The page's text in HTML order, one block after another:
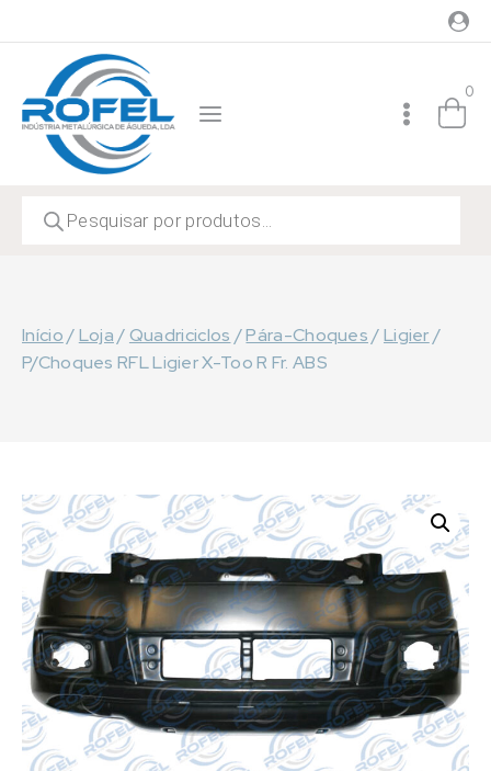
to
content
0
search
Início/Loja /Quadriciclos /Pára-Choques /Ligier/
P/Choques RFL Ligier X-Too R Fr. ABS